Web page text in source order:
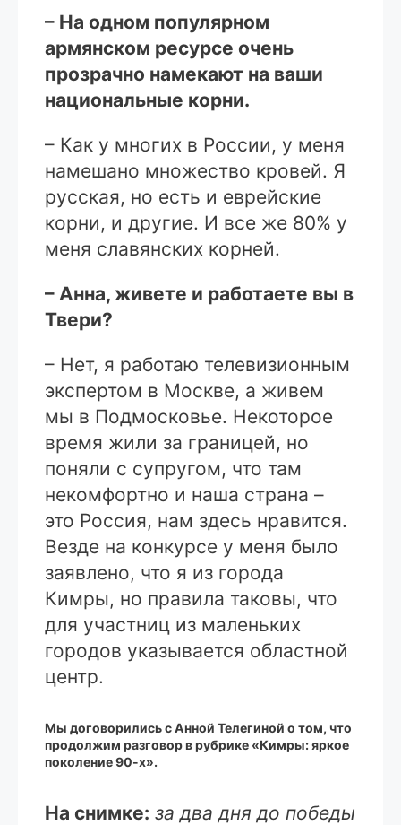
– На одном популярном
армянском ресурсе очень
прозрачно намекают на ваши
национальные корни.
– Как у многих в России, у меня
намешано множество кровей. Я
русская, но есть и еврейские
корни, и другие. И все же 80% у
меня славянских корней.
– Анна, живете и работаете вы в
Твери?
– Нет, я работаю телевизионным
экспертом в Москве, а живем
мы в Подмосковье. Некоторое
время жили за границей, но
поняли с супругом, что там
некомфортно и наша страна –
это Россия, нам здесь нравится.
Везде на конкурсе у меня было
заявлено, что я из города
Кимры, но правила таковы, что
для участниц из маленьких
городов указывается областной
центр.
Мы договорились с Анной Телегиной о том, что
продолжим разговор в рубрике «Кимры: яркое
поколение 90-х».
На снимке: за два дня до победы